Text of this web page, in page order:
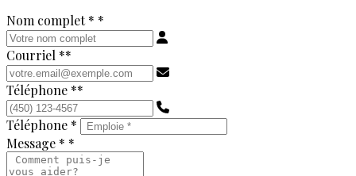
Nom complet * *
Courriel **
Téléphone **
Téléphone *
Message * *